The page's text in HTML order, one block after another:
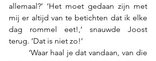
allemaal?’ ‘Het moet gedaan zijn met
mij er altijd van te betichten dat ik elke
dag rommel eet!,’ snauwde Joost
terug. ‘Dat is niet zo!’